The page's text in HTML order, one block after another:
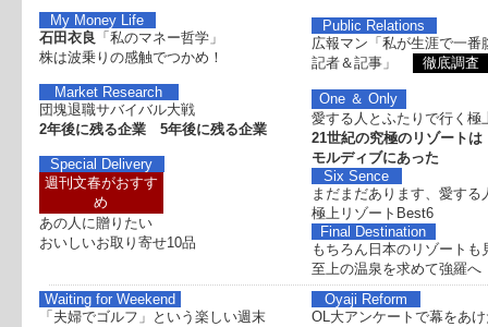
My Money Life
石田衣良 「私のマネー哲学」
株は波乗りの感触でつかめ！
Market Research
団塊退職サバイバル大戦
2年後に残る企業 5年後に残る企業
Special Delivery
週刊文春がおすす
め
あの人に贈りたい
おいしいお取り寄せ10品
Public Relations
広報マン「私が生涯で一番
記者＆記事」
徹底調査
One ＆ Only
愛する人とふたりで行く極
21世紀の究極のリゾートは
モルディブにあった
Six Sence
まだまだあります、愛する
極上リゾートBest6
Final Destination
もちろん日本のリゾートも
至上の温泉を求めて強羅へ
Waiting for Weekend
「夫婦でゴルフ」という楽しい週末
Oyaji Reform
OL大アンケートで幕をあけ